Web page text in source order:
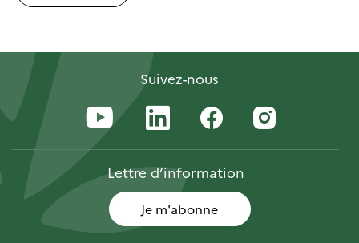
Suivez-nous
Lettred’information
Je m'abonne